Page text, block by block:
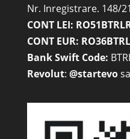
Nr. Inregistrare. 148/
CONT LEI:
CONT EUR:
Bank Swift Code:
Revolut: @startevo